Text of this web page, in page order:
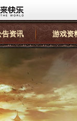
告资讯 游戏资